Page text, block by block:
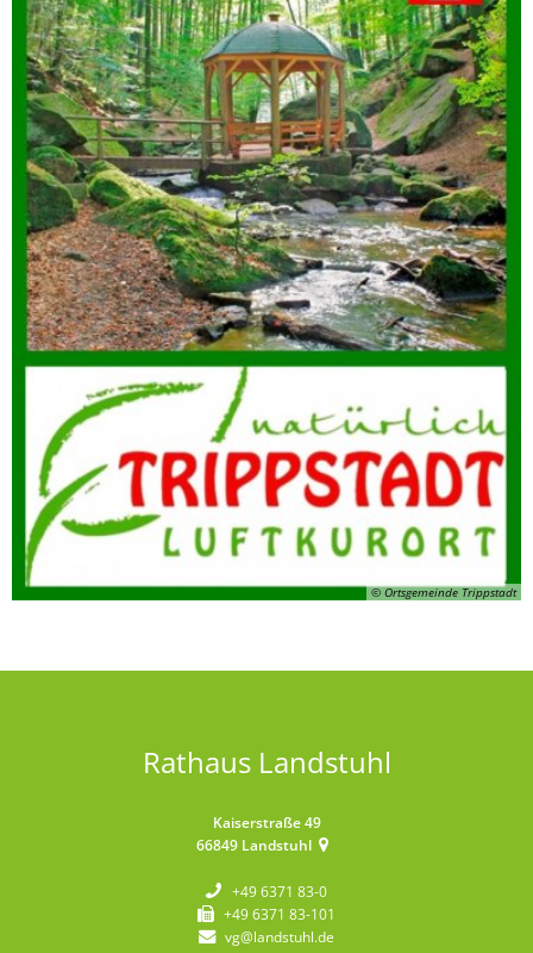
© Ortsgemeinde Trippstadt
Rathaus Landstuhl
Kaiserstraße 49
66849 Landstuhl
+49 6371 83-0
+49 6371 83-101
vg@landstuhl.de